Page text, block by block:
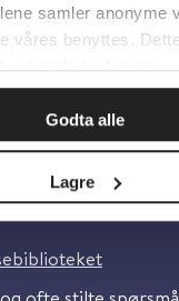
samler anonyme
våres benyttes.
vi kan forbedre oss.
Godta alle
Lagre
English